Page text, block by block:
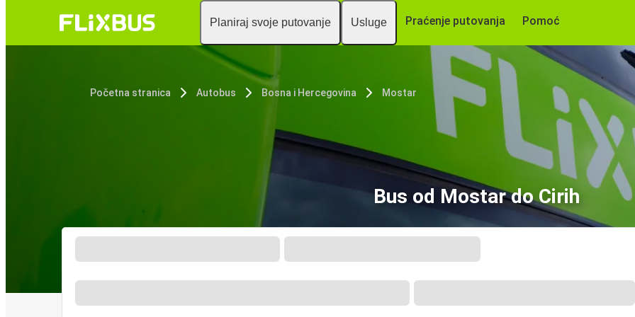
Planiraj svoje putovanje Usluge Praćenje putovanja Pomoć
Početna stranica Autobus Bosna i Hercegovina Mostar
Bus od Mostar do Cirih